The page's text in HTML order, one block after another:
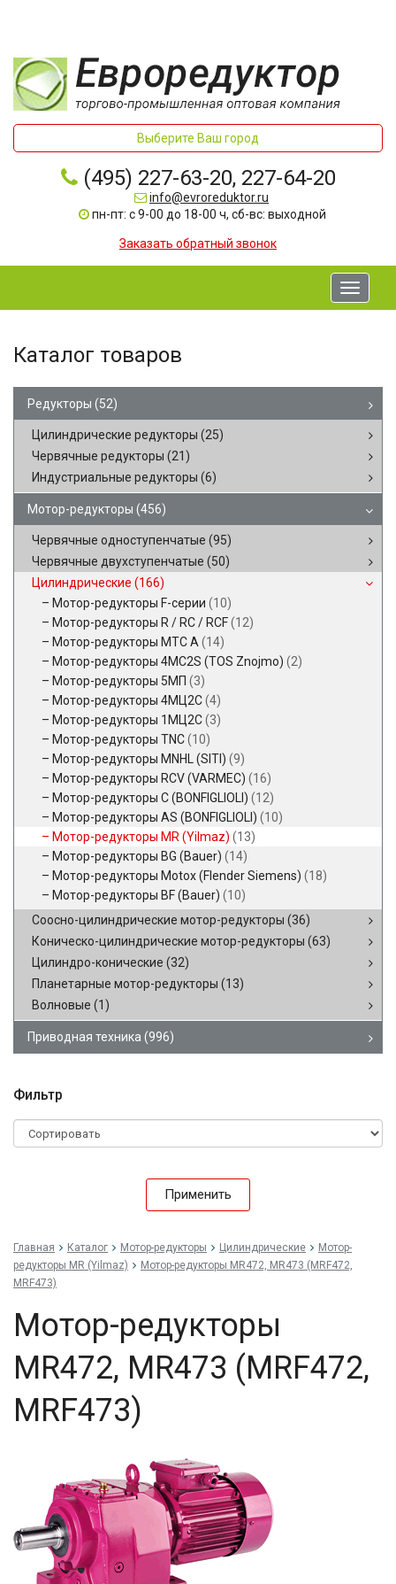
Выберите Ваш город
(495) 227-63-20, 227-64-20
info@evroreduktor.ru
пн-пт: с 9-00 до 18-00 ч, сб-вс: выходной
Заказать обратный звонок
Toggle
Каталог товаров
Редукторы (52)
Цилиндрические редукторы (25)
Червячные редукторы (21)
Индустриальные редукторы (6)
Мотор-редукторы (456)
Червячные одноступенчатые (95)
Червячные двухступенчатые (50)
Цилиндрические (166)
Мотор-редукторы F-серии (10)
Мотор-редукторы R / RC / RCF(12)
Мотор-редукторы MTC A (14)
Мотор-редукторы 4MC2S (TOS Znojmo) (2)
Мотор-редукторы 5МП (3)
Мотор-редукторы 4МЦ2С(4)
Мотор-редукторы 1МЦ2С(3)
Мотор-редукторы TNC(10)
Мотор-редукторы MNHL (SITI) (9)
Мотор-редукторы RCV (VARMEC) (16)
Мотор-редукторы C (BONFIGLIOLI) (12)
Мотор-редукторы AS (BONFIGLIOLI) (10)
Мотор-редукторы MR (Yilmaz) (13)
Мотор-редукторы BG (Bauer) (14)
Мотор-редукторы Motox (Flender Siemens) (18)
Мотор-редукторы BF (Bauer) (10)
Соосно-цилиндрические мотор-редукторы (36)
Коническо-цилиндрические мотор-редукторы (63)
Цилиндро-конические (32)
Планетарные мотор-редукторы (13)
Волновые (1)
Приводная техника (996)
Фильтр
Применить
Главная Каталог Мотор-редукторы Цилиндрические
Мотор-
редукторы MR (Yilmaz)
Мотор-редукторы MR472, MR473 (MRF472,
MRF473)
Мотор-редукторы
MR472, MR473 (MRF472,
MRF473)